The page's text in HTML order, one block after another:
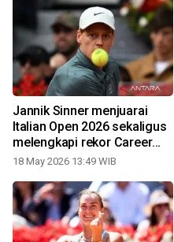
Jannik Sinner menjuarai
Italian Open 2026 sekaligus
melengkapi rekor Career
Golden Masters
18 May 2026 13:49 WIB